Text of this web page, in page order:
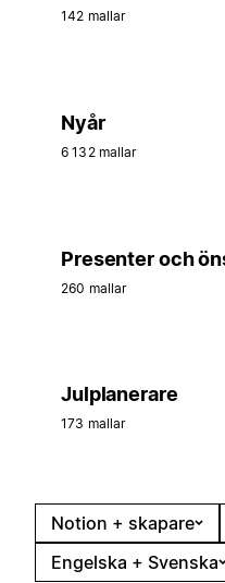
142 mallar
Nyår
6 132 mallar
Presenter och
260 mallar
Julplanerare
173 mallar
Notion + skapare
Engelska + Svenska